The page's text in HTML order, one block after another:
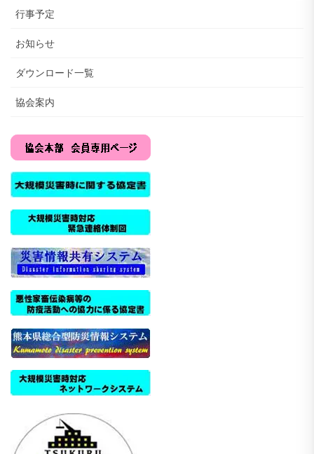
行事予定
お知らせ
ダウンロード一覧
協会案内